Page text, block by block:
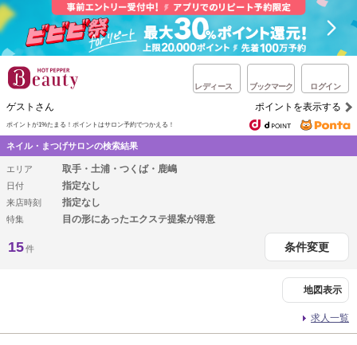
レディース ブックマーク ログイン
ゲストさん ポイントを表示する
ポイントが1%たまる！ ポイントはサロン予約でつかえる！
ネイル・まつげサロンの検索結果
エリア 取手・土浦・つくば・鹿嶋
日付 指定なし
来店時刻 指定なし
特集 目の形にあったエクステ提案が得意
15件 条件変更
地図表示
求人一覧